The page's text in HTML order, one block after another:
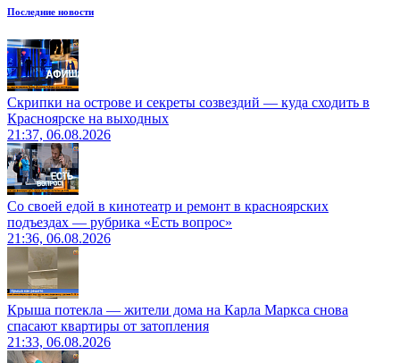
Последние новости
Скрипки на острове и секреты созвездий — куда сходить в
Красноярске на выходных
21:37, 06.08.2026
Со своей едой в кинотеатр и ремонт в красноярских
подъездах — рубрика «Есть вопрос»
21:36, 06.08.2026
Крыша потекла — жители дома на Карла Маркса снова
спасают квартиры от затопления
21:33, 06.08.2026